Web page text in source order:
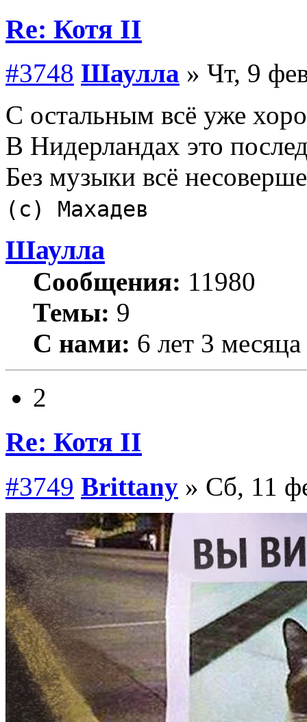
Re: Котя II
#3748 Шаулла » Чт, 9
С остальным всё уже
В Нидерландах это
Без музыки всё
(с) Махадев
Шаулла
Сообщения: 11980
Темы: 9
С нами: 6 лет 3 месяца
2
Re: Котя II
#3749 Brittany » Сб, 11